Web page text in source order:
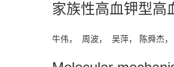
家族性高血钾型高
牛伟， 周波， 吴萍， 陈舜杰